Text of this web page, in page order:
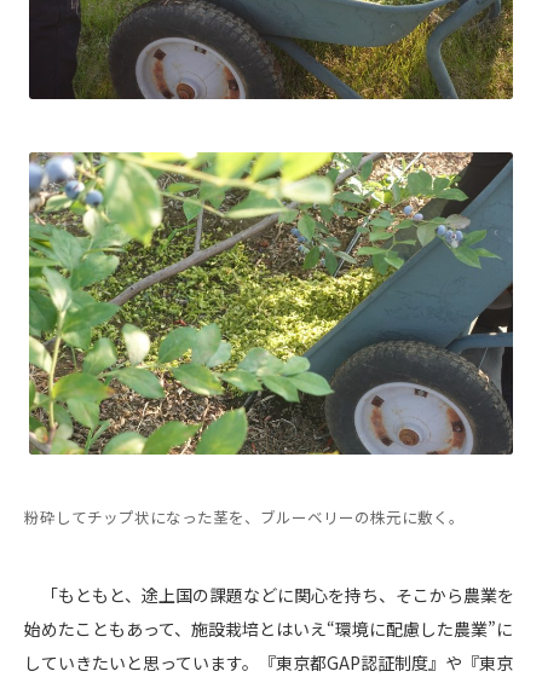
粉砕してチップ状になった茎を、ブルーベリーの株元に敷く。
「もともと、途上国の課題などに関心を持ち、そこから農業を
始めたこともあって、施設栽培とはいえ“環境に配慮した農業”に
していきたいと思っています。『東京都GAP認証制度』や『東京